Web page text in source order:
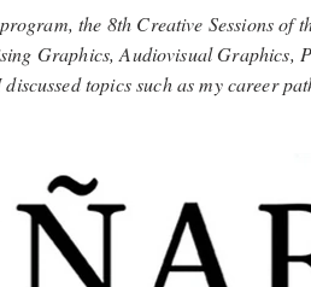
the 8th Creative Sessions of
Graphics, Audiovisual Graphics,
topics such as my career